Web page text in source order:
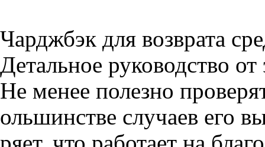
Чарджбэк для возврата
Детальное руководство от
Не менее полезно
ольшинстве случаев его